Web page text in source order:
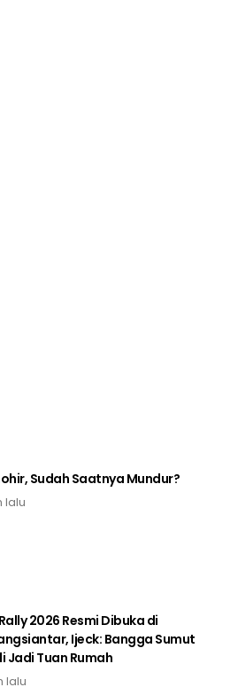
Sudah Saatnya Mundur?
lalu
2026 Resmi Dibuka di
Ijeck: Bangga Sumut
Jadi Tuan Rumah
lalu